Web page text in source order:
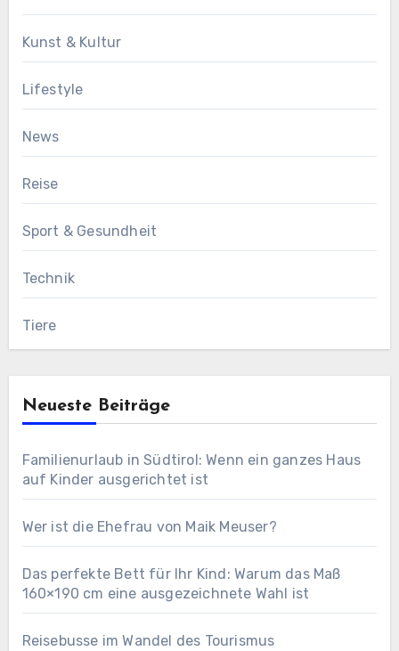
Kunst & Kultur
Lifestyle
News
Reise
Sport & Gesundheit
Technik
Tiere
Neueste Beiträge
Familienurlaub in Südtirol: Wenn ein ganzes Haus
auf Kinder ausgerichtet ist
Wer ist die Ehefrau von Maik Meuser?
Das perfekte Bett für Ihr Kind: Warum das Maß
160×190 cm eine ausgezeichnete Wahl ist
Reisebusse im Wandel des Tourismus